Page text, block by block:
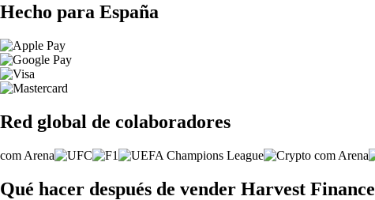
Hecho para España
Red global de colaboradores
Qué hacer después de vender Harvest Finance